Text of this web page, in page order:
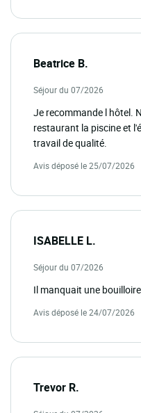
Beatrice B.
Séjour du 07/2026
Je recommande l hôtel.
restaurant la piscine et
travail de qualité.
Avis déposé le 25/07/2026
ISABELLE L.
Séjour du 07/2026
Il manquait une
Avis déposé le 24/07/2026
Trevor R.